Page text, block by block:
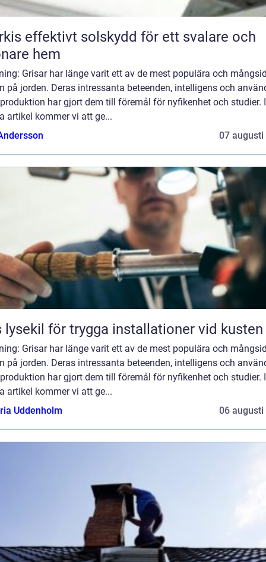
för ett svalare och
hem
Grisar har länge varit ett av de mest populära och
på jorden. Deras intressanta beteenden, intelligens och
har gjort dem till föremål för nyfikenhet och studier. I
artikel kommer vi att ge...
07 augusti
lysekil för trygga installationer vid kusten
Grisar har länge varit ett av de mest populära och
på jorden. Deras intressanta beteenden, intelligens och
har gjort dem till föremål för nyfikenhet och studier. I
artikel kommer vi att ge...
Uddenholm
06 augusti